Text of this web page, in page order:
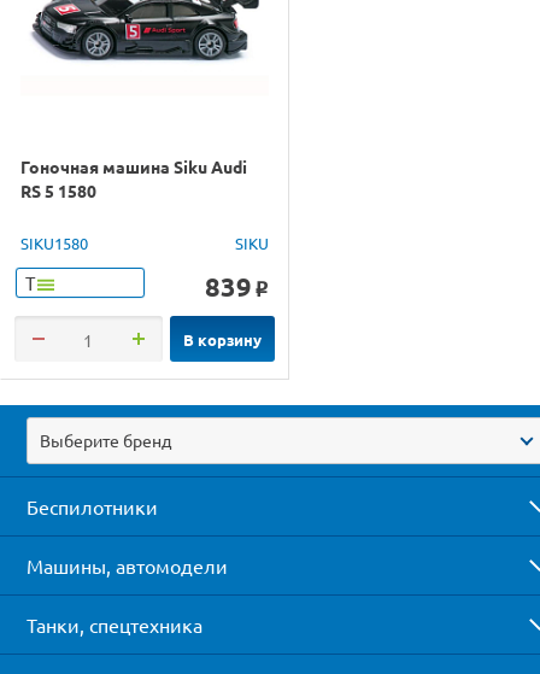
Гоночная машина Siku Audi
RS 5 1580
SIKU1580 SIKU
Т 839 o
В корзину
Выберите бренд
Беспилотники
Машины, автомодели
Танки, спецтехника